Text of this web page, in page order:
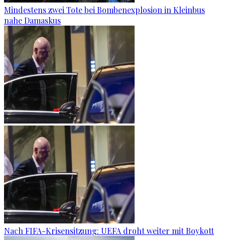
Mindestens zwei Tote bei Bombenexplosion in Kleinbus
nahe Damaskus
Nach FIFA-Krisensitzung: UEFA droht weiter mit Boykott